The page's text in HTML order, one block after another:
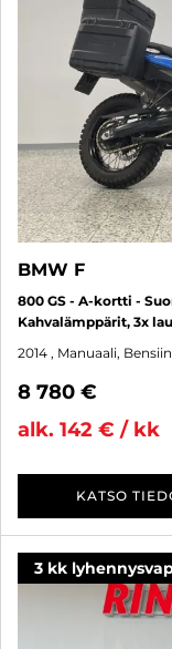
BMW F
800 GS - A-kortti -
Kahvalämppärit, 3x
2014 , Manuaali,
8 780 €
alk. 142 € / kk
KATSO
3 kk